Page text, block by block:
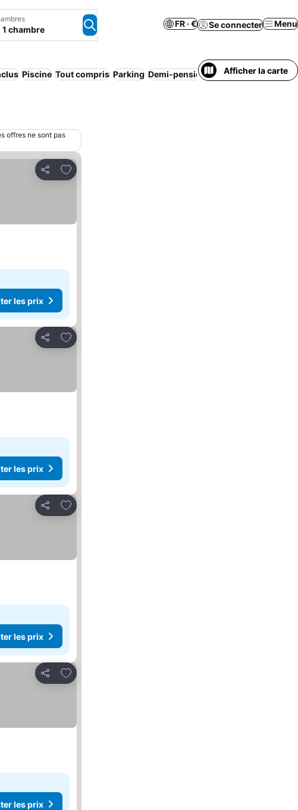
chambre
FR · € Se connecter Menu
Piscine Tout compris Parking Demi-pension Annulation gratuite
Afficher la carte
offres ne sont pas
Partager
Ajouter à mes favoris
les prix
Partager
Ajouter à mes favoris
les prix
Partager
Ajouter à mes favoris
les prix
Partager
Ajouter à mes favoris
les prix